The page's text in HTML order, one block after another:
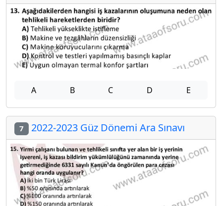
A B C D E
7 2022-2023 Güz Dönemi Ara Sınavı